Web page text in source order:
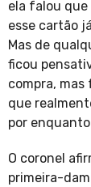
ela falou que
esse cartão
Mas de
ficou
compra,
que
por
O coronel
primeira-